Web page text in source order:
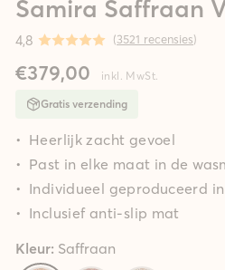
Samira Saffraan
4,8 (3521 recensies)
€379,00 inkl. MwSt.
Gratis verzending
Heerlijk zacht gevoel
Past in elke maat in de
Individueel geproduceerd
Inclusief anti-slip mat
Kleur: Saffraan